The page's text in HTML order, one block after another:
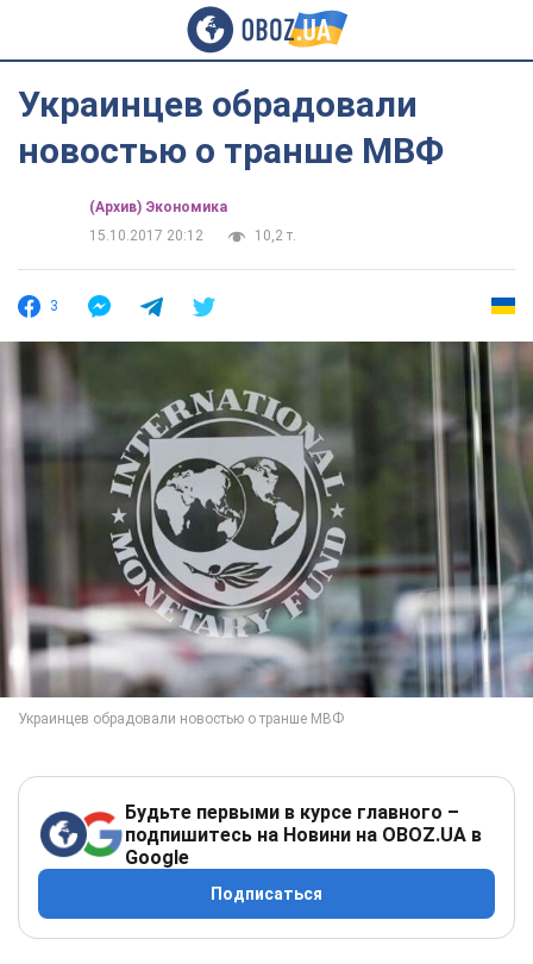
Украинцев обрадовали
новостью о транше МВФ
(Архив) Экономика
15.10.2017 20:12
10,2 т.
3
Будьте первыми в курсе главного –
подпишитесь на Новини на OBOZ.UA в
Google
Подписаться